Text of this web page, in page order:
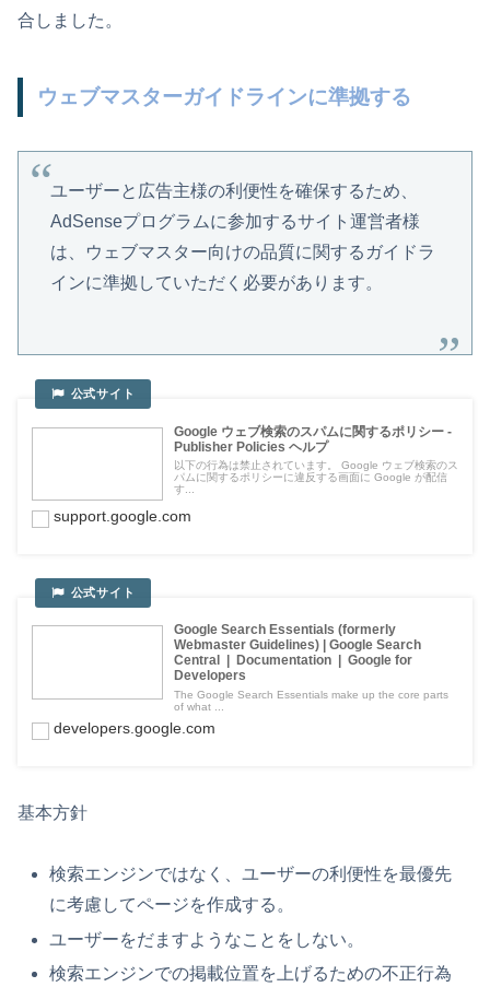
合しました。
ウェブマスターガイドラインに準拠する
ユーザーと広告主様の利便性を確保するため、
AdSenseプログラムに参加するサイト運営者様
は、ウェブマスター向けの品質に関するガイドラ
インに準拠していただく必要があります。
Google ウェブ検索のスパムに関するポリシー -
Publisher Policies ヘルプ
以下の行為は禁止されています。 Google ウェブ検索のス
パムに関するポリシーに違反する画面に Google が配信
す...
support.google.com
Google Search Essentials (formerly
Webmaster Guidelines) | Google Search
Central | Documentation | Google for
Developers
The Google Search Essentials make up the core parts
of what ...
developers.google.com
基本方針
検索エンジンではなく、ユーザーの利便性を最優先
に考慮してページを作成する。
ユーザーをだますようなことをしない。
検索エンジンでの掲載位置を上げるための不正行為